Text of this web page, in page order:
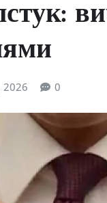
2026 0